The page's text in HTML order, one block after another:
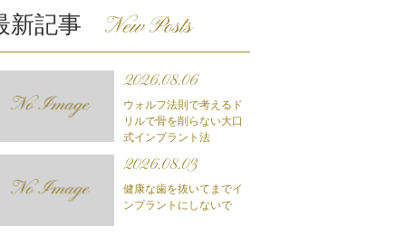
新記事 New Posts
2026.08.06
ウォルフ法則で考えるド
リルで骨を削らない大口
式インプラント法
2026.08.03
健康な歯を抜いてまでイ
ンプラントにしないで